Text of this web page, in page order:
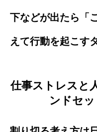
下などが出たら「
えて行動を起こす
仕事ストレスと
ンドセ